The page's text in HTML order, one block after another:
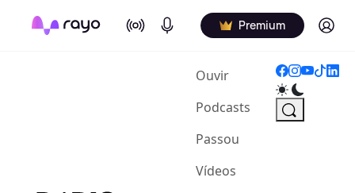
On Air Podcasts Premium Log in
Ouvir(current)
Podcasts
Passou
Vídeos